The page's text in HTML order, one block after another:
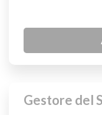
Gestore del